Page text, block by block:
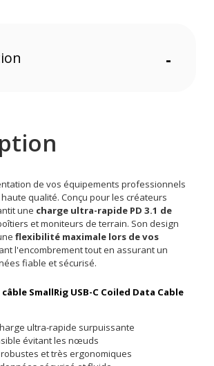
-
de vos équipements professionnels
qualité. Conçu pour les créateurs
une charge ultra-rapide PD 3.1 de
et moniteurs de terrain. Son design
flexibilité maximale lors de vos
l'encombrement tout en assurant un
fiable et sécurisé.
SmallRig USB-C Coiled Data Cable
ultra-rapide surpuissante
évitant les nœuds
et très ergonomiques